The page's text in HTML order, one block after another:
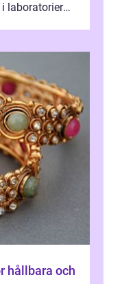
laboratorier